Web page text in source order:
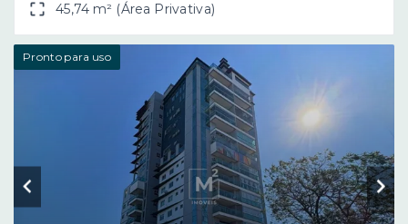
45,74 m² (Área Privativa)
Pronto para uso